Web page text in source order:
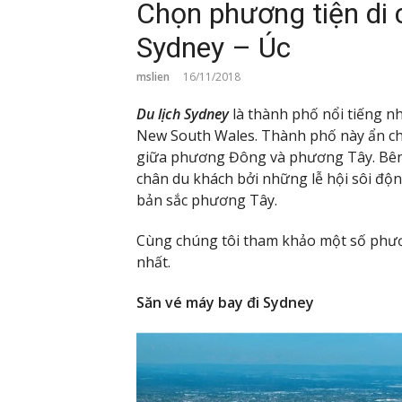
Chọn phương tiện di
Sydney – Úc
mslien 16/11/2018
Du lịch Sydney là thành phố nổi tiếng
New South Wales. Thành phố này ẩn
giữa phương Đông và phương Tây.
chân du khách bởi những lễ hội sôi
bản sắc phương Tây.
Cùng chúng tôi tham khảo một số
nhất.
Săn vé máy bay đi Sydney